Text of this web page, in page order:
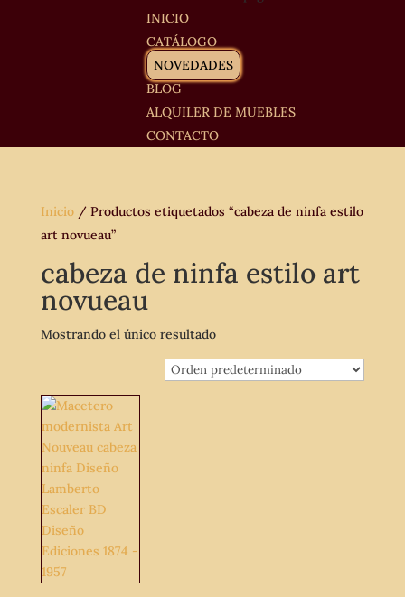
INICIO
CATÁLOGO
NOVEDADES
BLOG
ALQUILER DE MUEBLES
CONTACTO
Inicio/ Productos etiquetados “cabeza de ninfa estilo
art novueau”
cabeza de ninfa estilo art
novueau
Mostrando el único resultado